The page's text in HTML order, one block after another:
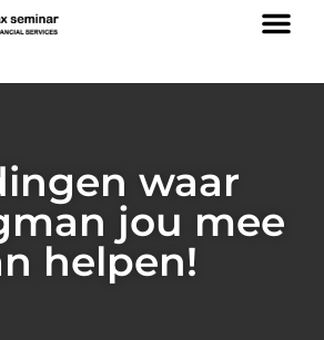
waar
jou mee
helpen!